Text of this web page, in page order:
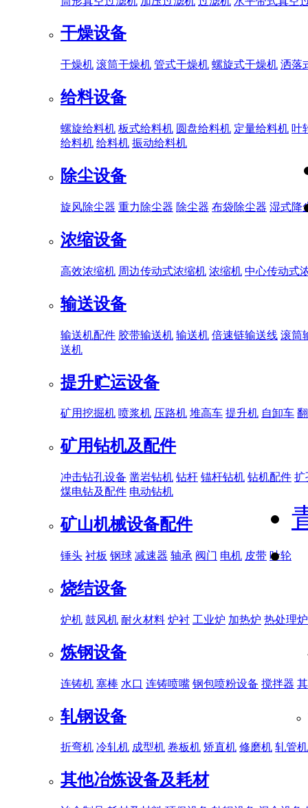
干燥设备
干燥机 滚筒干燥机 管式干燥机 螺旋式干燥机 洒落
给料设备
螺旋给料机 板式给料机 圆盘给料机 定量给料机 叶
给料机 给料机 振动给料机
除尘设备
旋风除尘器 重力除尘器 除尘器 布袋除尘器 湿式降
浓缩设备
高效浓缩机 周边传动式浓缩机 浓缩机 中心传动式
输送设备
输送机配件 胶带输送机 输送机 倍速链输送线 滚筒
送机
提升贮运设备
矿用挖掘机 喷浆机 压路机 堆高车 提升机 自卸车
矿用钻机及配件
冲击钻孔设备 凿岩钻机 钻杆 锚杆钻机 钻机配件 扩
煤电钻及配件 电动钻机
矿山机械设备配件
锤头 衬板 钢球 减速器 轴承 阀门 电机 皮带 叶轮
烧结设备
炉机 鼓风机 耐火材料 炉衬 工业炉 加热炉 热处理炉
炼钢设备
连铸机 塞棒 水口 连铸喷嘴 钢包喷粉设备 搅拌器
轧钢设备
折弯机 冷轧机 成型机 卷板机 矫直机 修磨机 轧管机
其他冶炼设备及耗材